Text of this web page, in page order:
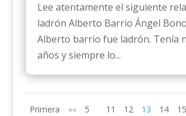
Lee atentamente el siguiente
ladrón Alberto Barrio Ángel
Alberto barrio fue ladrón. Tenía
años y siempre lo...
Primera «« 5 11 12 13 14 15